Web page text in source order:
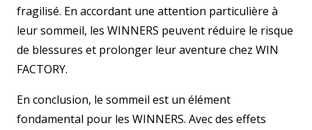
fragilisé. En accordant une attention particulière à
leur sommeil, les WINNERS peuvent réduire le risque
de blessures et prolonger leur aventure chez WIN
FACTORY.
En conclusion, le sommeil est un élément
fondamental pour les WINNERS. Avec des effets